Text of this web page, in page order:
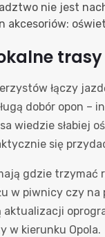
nie jest
akcesoriów:
łączy
dobór opon –
wiedzie słabiej
się
gdzie
w piwnicy czy na
w kierunku Opola.